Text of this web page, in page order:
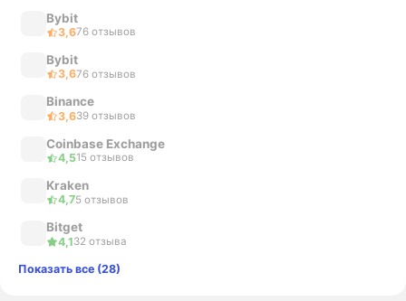
Bybit
3,676 отзывов
Bybit
3,676 отзывов
Binance
3,639 отзывов
Coinbase Exchange
4,515 отзывов
Kraken
4,75 отзывов
Bitget
4,132 отзыва
Показать все (28)